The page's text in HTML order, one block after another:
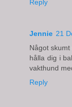
Reply
Jennie 21
Något
hålla dig i
vakthund
Reply